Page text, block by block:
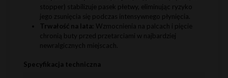
stopper) stabilizuje pasek płetwy, eliminując ryzyko
jego zsunięcia się podczas intensywnego płynięcia.
Trwałość na lata: Wzmocnienia na palcach i pięcie
chronią buty przed przetarciami w najbardziej
newralgicznych miejscach.
Specyfikacja techniczna